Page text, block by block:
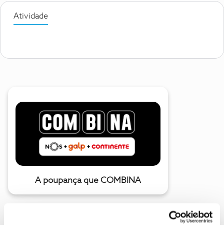
Atividade
A poupança que COMBINA